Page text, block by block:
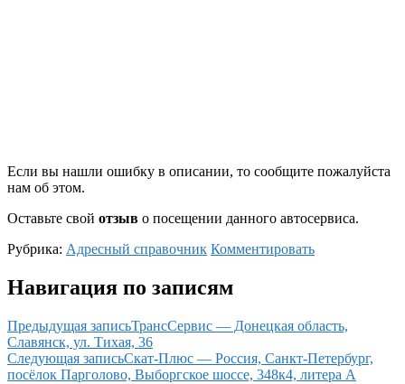
Если вы нашли ошибку в описании, то сообщите пожалуйста
нам об этом.
Оставьте свой отзыв о посещении данного автосервиса.
Рубрика: Адресный справочник Комментировать
Навигация по записям
Предыдущая записьТрансСервис — Донецкая область,
Славянск, ул. Тихая, 36
Следующая записьСкат-Плюс — Россия, Санкт-Петербург,
посёлок Парголово, Выборгское шоссе, 348к4, литера А